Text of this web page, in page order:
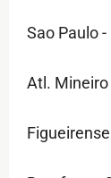
Sao Paulo
Atl. Mineiro